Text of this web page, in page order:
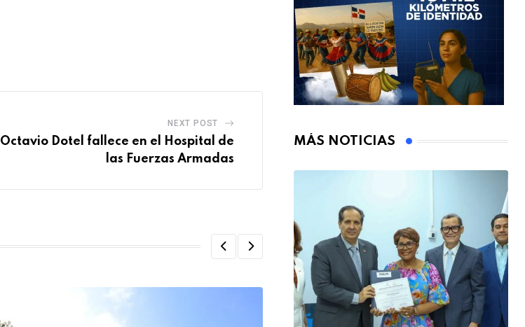
NEXT POST
Octavio Dotel fallece en el Hospital de
las Fuerzas Armadas
MÁS NOTICIAS